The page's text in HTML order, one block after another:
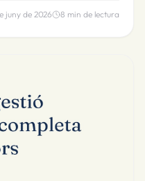
com.
juny de 2026 8 min de lectura